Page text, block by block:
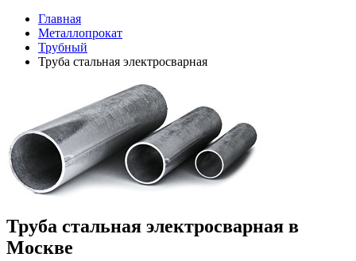
Главная
Металлопрокат
Трубный
Труба стальная электросварная
Труба стальная электросварная в
Москве